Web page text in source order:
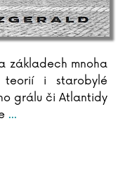
základech mnoha
teorií i starobylé
grálu či Atlantidy
...